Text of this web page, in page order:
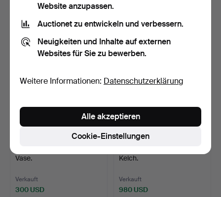
531 USD 323 USD
Vase.
Verkauft
300 USD
Kelch.
Verkauft
980 USD
Website anzupassen.
Auctionet zu entwickeln und verbessern.
Neuigkeiten und Inhalte auf externen
Websites für Sie zu bewerben.
Weitere Informationen: Datenschutzerklärung
Cookie-Einstellungen
Alle akzeptieren